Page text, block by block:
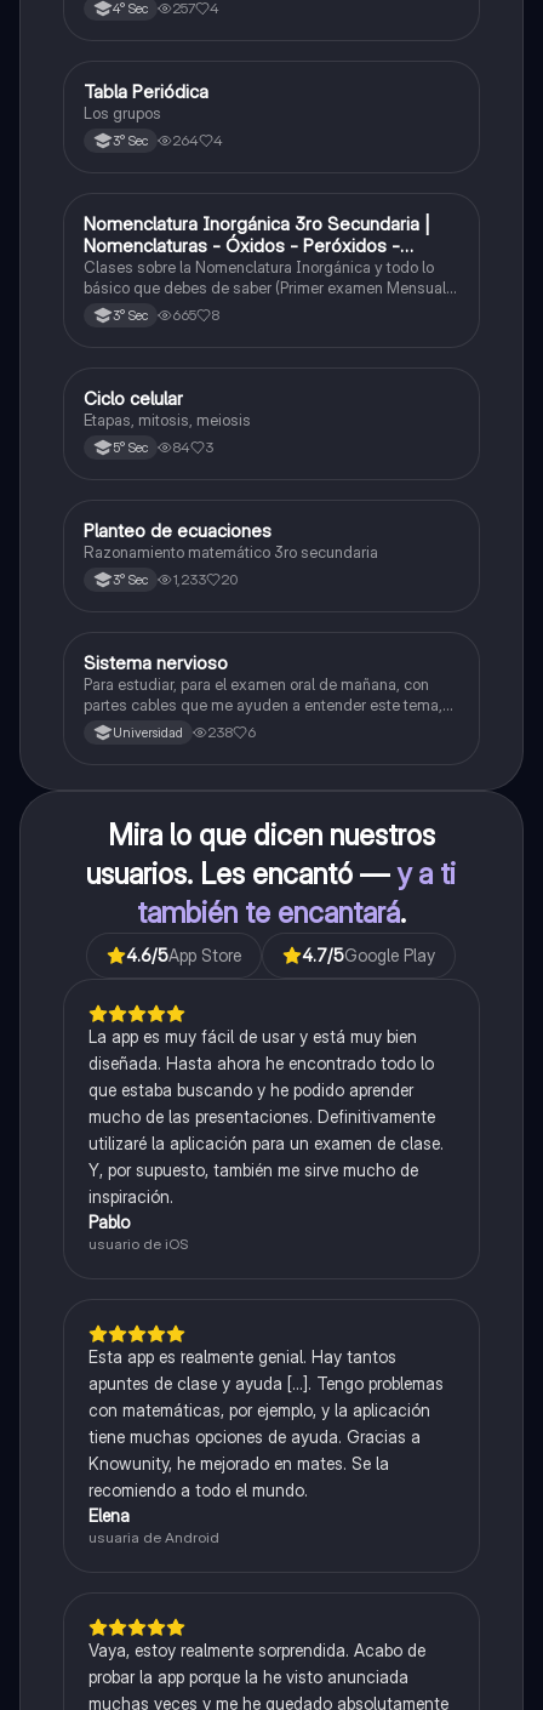
4° Sec 257 4
Química
Tabla Periódica
Los grupos
3° Sec 264 4
Química
Nomenclatura Inorgánica 3ro Secundaria |
Nomenclaturas - Óxidos - Peróxidos -
Hidróxido o Bases
Clases sobre la Nomenclatura Inorgánica y todo lo
básico que debes de saber (Primer examen Mensual
2025)3° Sec 665 8
Biología
Ciclo celular
Etapas, mitosis, meiosis
5° Sec 84 3
Matemáticas
Planteo de ecuaciones
Razonamiento matemático 3ro secundaria
3° Sec 1,233 20
Biología
Sistema nervioso
Para estudiar, para el examen oral de mañana, con
partes cables que me ayuden a entender este tema,
porque se me complica un poco ya que el tema es
muy extenso y quisiera poder lograr entenderlo
Universidad 238 6
Mira lo que dicen nuestros
usuarios. Les encantó —y a ti
también te encantará.
4.6/5App Store 4.7/5Google Play
La app es muy fácil de usar y está muy bien
diseñada. Hasta ahora he encontrado todo lo
que estaba buscando y he podido aprender
mucho de las presentaciones. Definitivamente
utilizaré la aplicación para un examen de clase.
Y, por supuesto, también me sirve mucho de
inspiración.
Pablo
usuario de iOS
Esta app es realmente genial. Hay tantos
apuntes de clase y ayuda [...]. Tengo problemas
con matemáticas, por ejemplo, y la aplicación
tiene muchas opciones de ayuda. Gracias a
Knowunity, he mejorado en mates. Se la
recomiendo a todo el mundo.
Elena
usuaria de Android
Vaya, estoy realmente sorprendida. Acabo de
probar la app porque la he visto anunciada
muchas veces y me he quedado absolutamente